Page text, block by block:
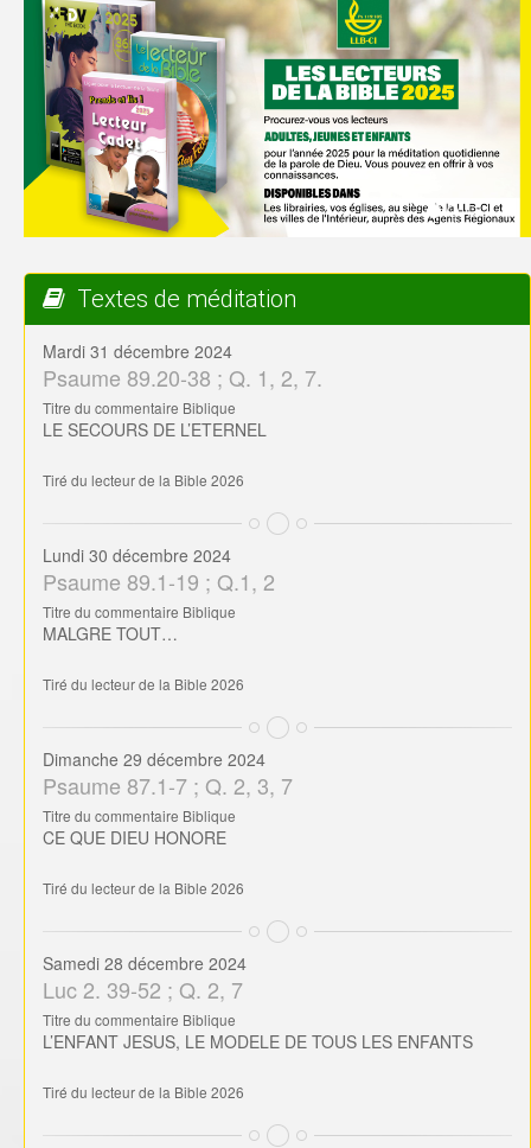
Textes de méditation
Mardi 31 décembre 2024
Psaume 89.20-38 ; Q. 1, 2, 7.
Titre du commentaire Biblique
LE SECOURS DE L’ETERNEL
Tiré du lecteur de la Bible 2026
Lundi 30 décembre 2024
Psaume 89.1-19 ; Q.1, 2
Titre du commentaire Biblique
MALGRE TOUT…
Tiré du lecteur de la Bible 2026
Dimanche 29 décembre 2024
Psaume 87.1-7 ; Q. 2, 3, 7
Titre du commentaire Biblique
CE QUE DIEU HONORE
Tiré du lecteur de la Bible 2026
Samedi 28 décembre 2024
Luc 2. 39-52 ; Q. 2, 7
Titre du commentaire Biblique
L’ENFANT JESUS, LE MODELE DE TOUS LES ENFANTS
Tiré du lecteur de la Bible 2026